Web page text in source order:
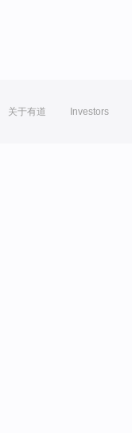
关于有道 Investors